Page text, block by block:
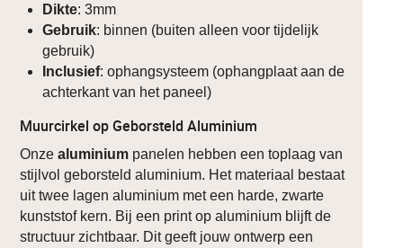
Dikte: 3mm
Gebruik: binnen (buiten alleen voor tijdelijk
gebruik)
Inclusief: ophangsysteem (ophangplaat aan de
achterkant van het paneel)
Muurcirkel op Geborsteld Aluminium
Onzealuminium panelen hebben een toplaag van
stijlvol geborsteld aluminium. Het materiaal bestaat
uit twee lagen aluminium met een harde, zwarte
kunststof kern. Bij een print op aluminium blijft de
structuur zichtbaar. Dit geeft jouw ontwerp een